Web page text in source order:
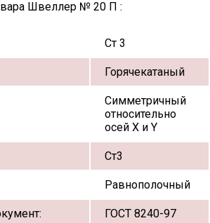
Швеллер № 20 П :
Ст 3
Горячекатаный
Симметричный
относительно
осей X и Y
Ст3
Равнополочный
ГОСТ 8240-97